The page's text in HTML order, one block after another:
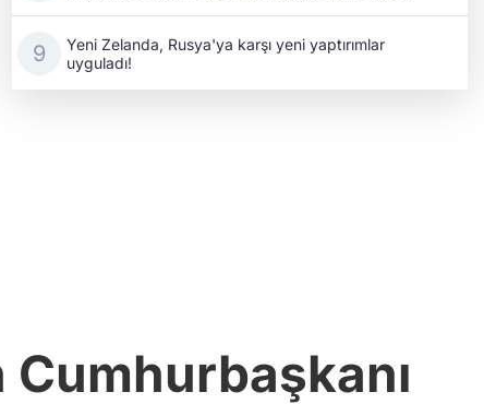
Yeni Zelanda, Rusya'ya karşı yeni yaptırımlar
uyguladı!